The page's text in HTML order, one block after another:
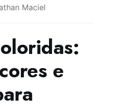
Maciel
e